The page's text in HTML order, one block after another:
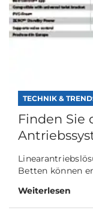
TECHNIK &
Finden Sie
Betten können
Weiterlesen